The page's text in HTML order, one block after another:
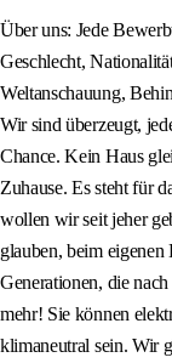
Über uns: Jede
Geschlecht,
Weltanschauung,
Wir sind überzeugt,
Chance. Kein Haus
Zuhause. Es steht für
wollen wir seit jeher
glauben, beim
Generationen, die
mehr! Sie können
klimaneutral sein. Wir